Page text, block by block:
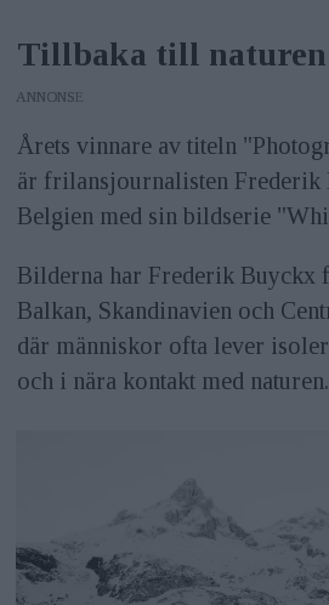
Tillbaka till naturen
ANNONS
Årets vinnare av titeln
är frilansjournalisten Frederik
Belgien med sin bildserie
Bilderna har Frederik Buyckx
Balkan, Skandinavien och
där människor ofta lever
och i nära kontakt med naturen.